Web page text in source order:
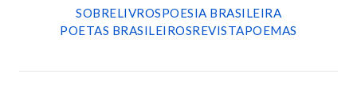
SOBRELIVROSPOESIA BRASILEIRA
POETAS BRASILEIROSREVISTAPOEMAS